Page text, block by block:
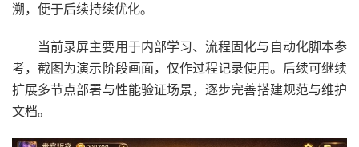
溯，便于后续持续优化。
当前录屏主要用于内部学习、流程固化与自动化脚本参
考，截图为演示阶段画面，仅作过程记录使用。后续可继续
扩展多节点部署与性能验证场景，逐步完善搭建规范与维护
文档。